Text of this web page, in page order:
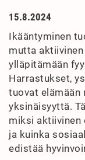
15.8.2024
Ikääntyminen
mutta
ylläpitämään
Harrastukset,
tuovat elämään
yksinäisyyttä.
miksi aktiivinen
ja kuinka
edistää